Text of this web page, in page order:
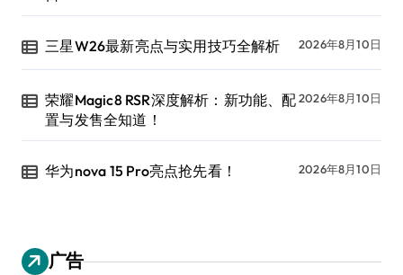
三星W26最新亮点与实用技巧全解析 2026年8月10日
荣耀Magic8 RSR深度解析：新功能、配
置与发售全知道！
2026年8月10日
华为nova 15 Pro亮点抢先看！ 2026年8月10日
广告